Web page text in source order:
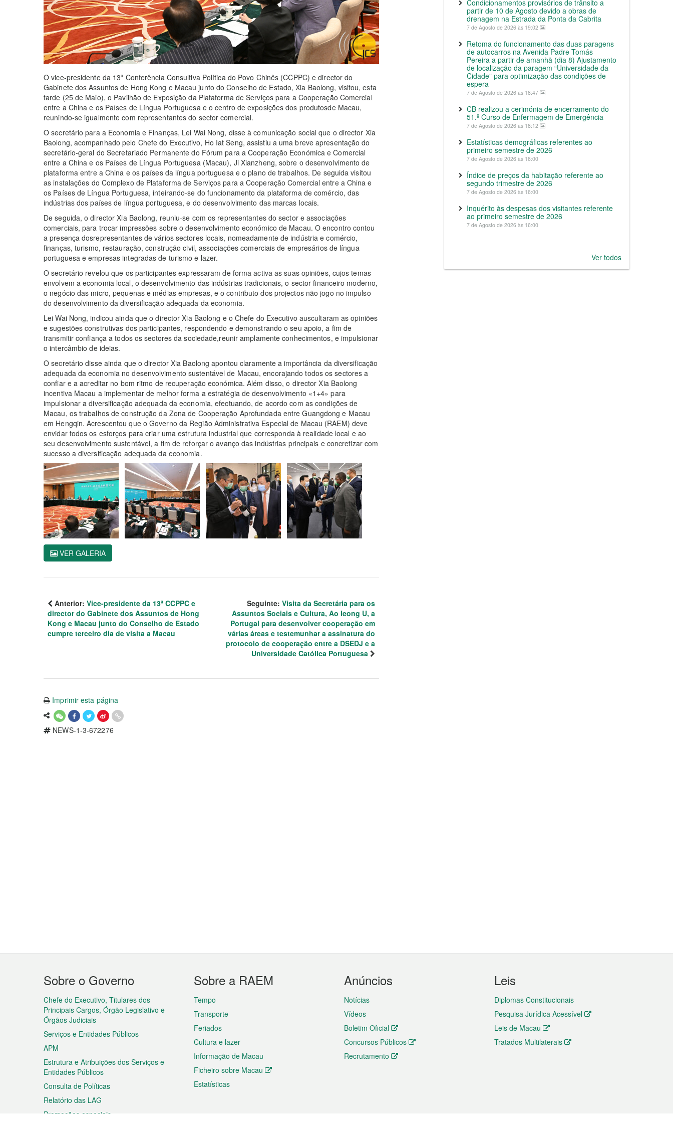
O vice-presidente da 13ª Conferência Consultiva Política do Povo Chinês (CCPPC) e director do
Gabinete dos Assuntos de Hong Kong e Macau junto do Conselho de Estado, Xia Baolong, visitou, esta
tarde (25 de Maio), o Pavilhão de Exposição da Plataforma de Serviços para a Cooperação Comercial
entre a China e os Países de Língua Portuguesa e o centro de exposições dos produtosde Macau,
reunindo-se igualmente com representantes do sector comercial.
O secretário para a Economia e Finanças, Lei Wai Nong, disse à comunicação social que o director Xia
Baolong, acompanhado pelo Chefe do Executivo, Ho Iat Seng, assistiu a uma breve apresentação do
secretário-geral do Secretariado Permanente do Fórum para a Cooperação Económica e Comercial
entre a China e os Países de Língua Portuguesa (Macau), Ji Xianzheng, sobre o desenvolvimento de
plataforma entre a China e os países da língua portuguesa e o plano de trabalhos. De seguida visitou
as instalações do Complexo de Plataforma de Serviços para a Cooperação Comercial entre a China e
os Países de Língua Portuguesa, inteirando-se do funcionamento da plataforma de comércio, das
indústrias dos países de língua portuguesa, e do desenvolvimento das marcas locais.
De seguida, o director Xia Baolong, reuniu-se com os representantes do sector e associações
comerciais, para trocar impressões sobre o desenvolvimento económico de Macau. O encontro contou
a presença dosrepresentantes de vários sectores locais, nomeadamente de indústria e comércio,
finanças, turismo, restauração, construção civil, associações comerciais de empresários de língua
portuguesa e empresas integradas de turismo e lazer.
O secretário revelou que os participantes expressaram de forma activa as suas opiniões, cujos temas
envolvem a economia local, o desenvolvimento das indústrias tradicionais, o sector financeiro moderno,
o negócio das micro, pequenas e médias empresas, e o contributo dos projectos não jogo no impulso
do desenvolvimento da diversificação adequada da economia.
Lei Wai Nong, indicou ainda que o director Xia Baolong e o Chefe do Executivo auscultaram as opiniões
e sugestões construtivas dos participantes, respondendo e demonstrando o seu apoio, a fim de
transmitir confiança a todos os sectores da sociedade,reunir amplamente conhecimentos, e impulsionar
o intercâmbio de ideias.
O secretário disse ainda que o director Xia Baolong apontou claramente a importância da diversificação
adequada da economia no desenvolvimento sustentável de Macau, encorajando todos os sectores a
confiar e a acreditar no bom ritmo de recuperação económica. Além disso, o director Xia Baolong
incentiva Macau a implementar de melhor forma a estratégia de desenvolvimento «1+4» para
impulsionar a diversificação adequada da economia, efectuando, de acordo com as condições de
Macau, os trabalhos de construção da Zona de Cooperação Aprofundada entre Guangdong e Macau
em Hengqin. Acrescentou que o Governo da Região Administrativa Especial de Macau (RAEM) deve
envidar todos os esforços para criar uma estrutura industrial que corresponda à realidade local e ao
seu desenvolvimento sustentável, a fim de reforçar o avanço das indústrias principais e concretizar com
sucesso a diversificação adequada da economia.
VER GALERIA
Anterior: Vice-presidente da 13ª CCPPC e
director do Gabinete dos Assuntos de Hong
Kong e Macau junto do Conselho de Estado
cumpre terceiro dia de visita a Macau
Seguinte: Visita da Secretária para os
Assuntos Sociais e Cultura, Ao Ieong U, a
Portugal para desenvolver cooperação em
várias áreas e testemunhar a assinatura do
protocolo de cooperação entre a DSEDJ e a
Universidade Católica Portuguesa
Imprimir esta página
NEWS-1-3-672276
Condicionamentos provisórios de trânsito a
partir de 10 de Agosto devido a obras de
drenagem na Estrada da Ponta da Cabrita
7 de Agosto de 2026 às 19:02
Retoma do funcionamento das duas paragens
de autocarros na Avenida Padre Tomás
Pereira a partir de amanhã (dia 8) Ajustamento
de localização da paragem “Universidade da
Cidade” para optimização das condições de
espera
7 de Agosto de 2026 às 18:47
CB realizou a cerimónia de encerramento do
51.º Curso de Enfermagem de Emergência
7 de Agosto de 2026 às 18:12
Estatísticas demográficas referentes ao
primeiro semestre de 2026
7 de Agosto de 2026 às 16:00
Índice de preços da habitação referente ao
segundo trimestre de 2026
7 de Agosto de 2026 às 16:00
Inquérito às despesas dos visitantes referente
ao primeiro semestre de 2026
7 de Agosto de 2026 às 16:00
Ver todos
Menu
do
rodapé
Sobre o Governo
Chefe do Executivo, Titulares dos
Principais Cargos, Órgão Legislativo e
Órgãos Judiciais
Serviços e Entidades Públicos
APM
Estrutura e Atribuições dos Serviços e
Entidades Públicos
Consulta de Políticas
Relatório das LAG
Promoções especiais
Sobre a RAEM
Tempo
Transporte
Feriados
Cultura e lazer
Informação de Macau
Ficheiro sobre Macau
Estatísticas
Anúncios
Notícias
Vídeos
Boletim Oficial
Concursos Públicos
Recrutamento
Leis
Diplomas Constitucionais
Pesquisa Jurídica Acessível
Leis de Macau
Tratados Multilaterais